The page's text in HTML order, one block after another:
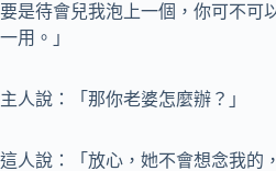
要是待會兒我泡上一個，你可不可
一用。」
主人說：「那你老婆怎麼辦？」
這人說：「放心，她不會想念我的